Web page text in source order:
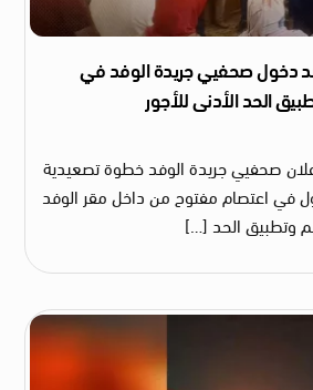
دخول صحفيي جريدة الوفد في
الحد الأدنى للأجور
صحفيي جريدة الوفد خطوة تصعيدية
في اعتصام مفتوح من داخل مقر الوفد
وتطبيق الحد […]